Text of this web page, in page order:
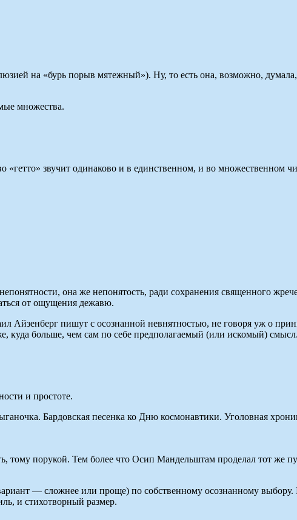
на «бурь порыв мятежный»). Ну, то есть она, возможно, думала,
множества.
«гетто» звучит одинаково и в единственном, и во множественном
она же непонятость, ради сохранения священного
от ощущения дежавю.
Айзенберг пишут с осознанной невнятностью, не говоря уж о
куда больше, чем сам по себе предполагаемый (или искомый) смысл.
и простоте.
Бардовская песенка ко Дню космонавтики. Уголовная
тому порукой. Тем более что Осип Мандельштам проделал тот же
— сложнее или проще) по собственному осознанному выбору.
и стихотворный размер.